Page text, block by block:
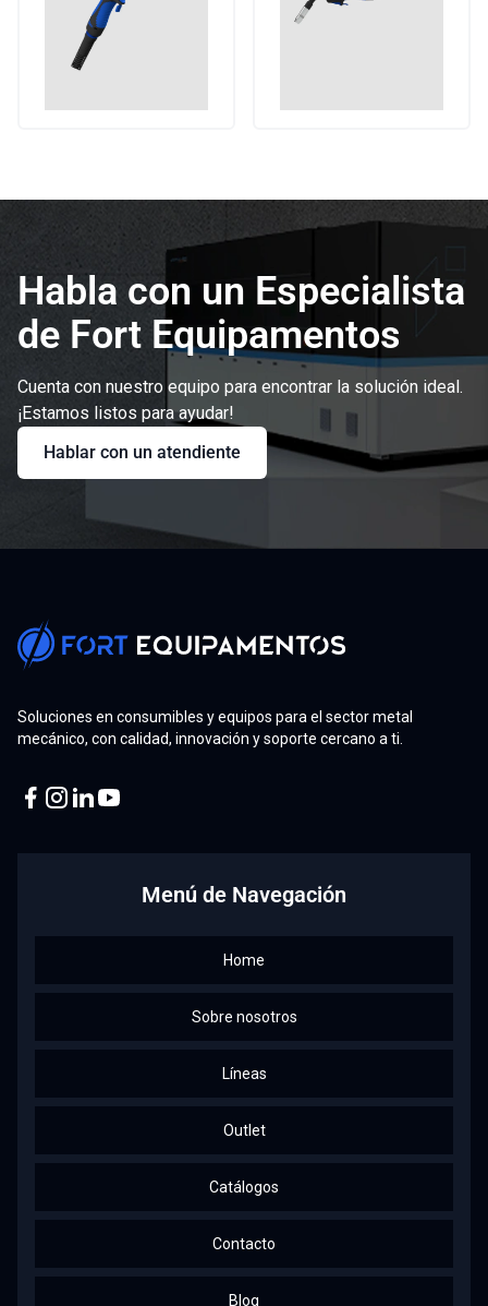
Habla con un Especialista
de Fort Equipamentos
Cuenta con nuestro equipo para encontrar la solución ideal.
¡Estamos listos para ayudar!
Hablar con un atendiente
Soluciones en consumibles y equipos para el sector metal
mecánico, con calidad, innovación y soporte cercano a ti.
Menú de Navegación
Home
Sobre nosotros
Líneas
Outlet
Catálogos
Contacto
Blog